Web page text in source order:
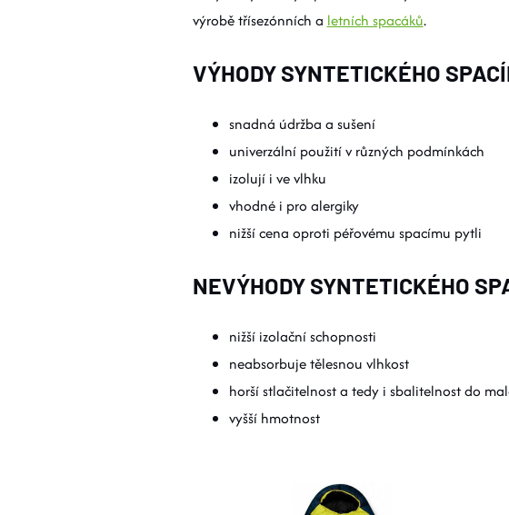
výrobě třísezónních a letních spacáků.
VÝHODY SYNTETICKÉHO
snadná údržba a sušení
univerzální použití v různých podmínkách
izolují i ve vlhku
vhodné i pro alergiky
nižší cena oproti péřovému spacímu pytli
NEVÝHODY SYNTETICKÉHO
nižší izolační schopnosti
neabsorbuje tělesnou vlhkost
horší stlačitelnost a tedy i sbalitelnost do
vyšší hmotnost